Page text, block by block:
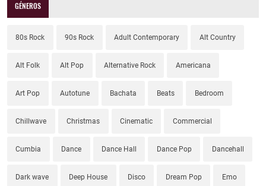
GÉNEROS
80s Rock 90s Rock Adult Contemporary Alt Country
Alt Folk Alt Pop Alternative Rock Americana
Art Pop Autotune Bachata Beats Bedroom
Chillwave Christmas Cinematic Commercial
Cumbia Dance Dance Hall Dance Pop Dancehall
Dark wave Deep House Disco Dream Pop Emo